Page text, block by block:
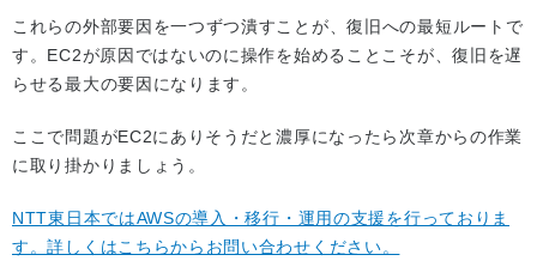
これらの外部要因を一つずつ潰すことが、復旧への最短ルートで
す。EC2が原因ではないのに操作を始めることこそが、復旧を遅
らせる最大の要因になります。
ここで問題がEC2にありそうだと濃厚になったら次章からの作業
に取り掛かりましょう。
NTT東日本ではAWSの導入・移行・運用の支援を行っておりま
す。詳しくはこちらからお問い合わせください。